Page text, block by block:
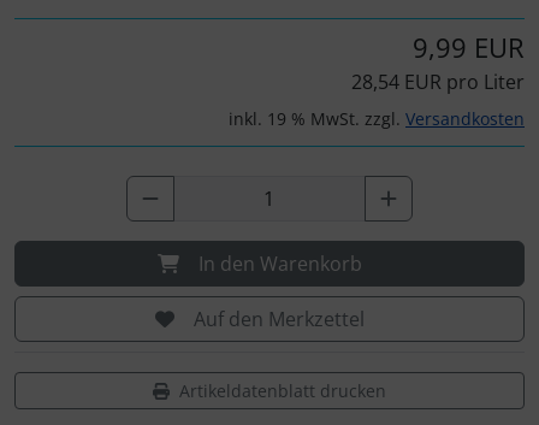
9,99 EUR
28,54 EUR pro Liter
inkl. 19 % MwSt. zzgl. Versandkosten
In den Warenkorb
Auf den Merkzettel
Artikeldatenblatt drucken